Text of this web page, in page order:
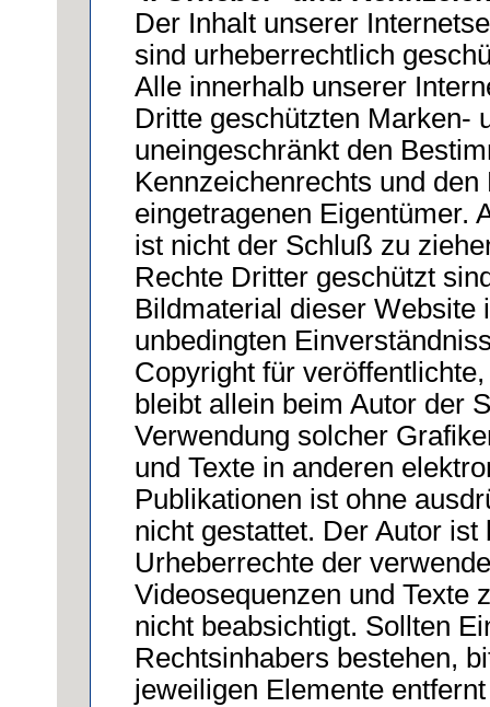
Der Inhalt unserer
sind urheberrechtlich
Alle innerhalb unserer
Dritte geschützten Marken-
uneingeschränkt den
Kennzeichenrechts und
eingetragenen Eigentümer.
ist nicht der Schluß zu
Rechte Dritter geschützt
Bildmaterial dieser Website
unbedingten
Copyright für
bleibt allein beim Autor der
Verwendung solcher
und Texte in anderen
Publikationen ist ohne
nicht gestattet. Der Autor
Urheberrechte der
Videosequenzen und Texte
nicht beabsichtigt. Sollten
Rechtsinhabers bestehen,
jeweiligen Elemente